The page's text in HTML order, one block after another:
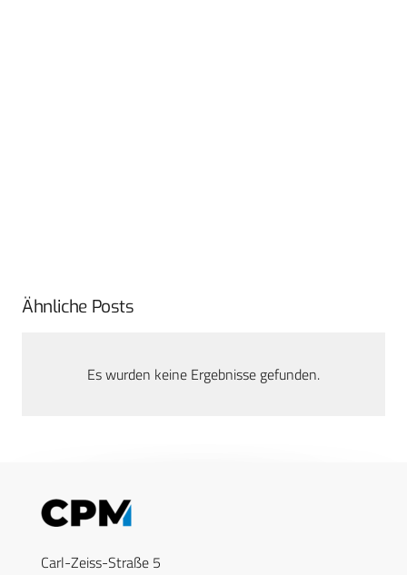
Ähnliche Posts
Es wurden keine Ergebnisse gefunden.
Carl-Zeiss-Straße 5